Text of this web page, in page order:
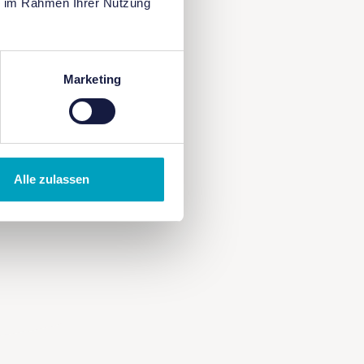
Marketing
Alle zulassen
viele
große
als